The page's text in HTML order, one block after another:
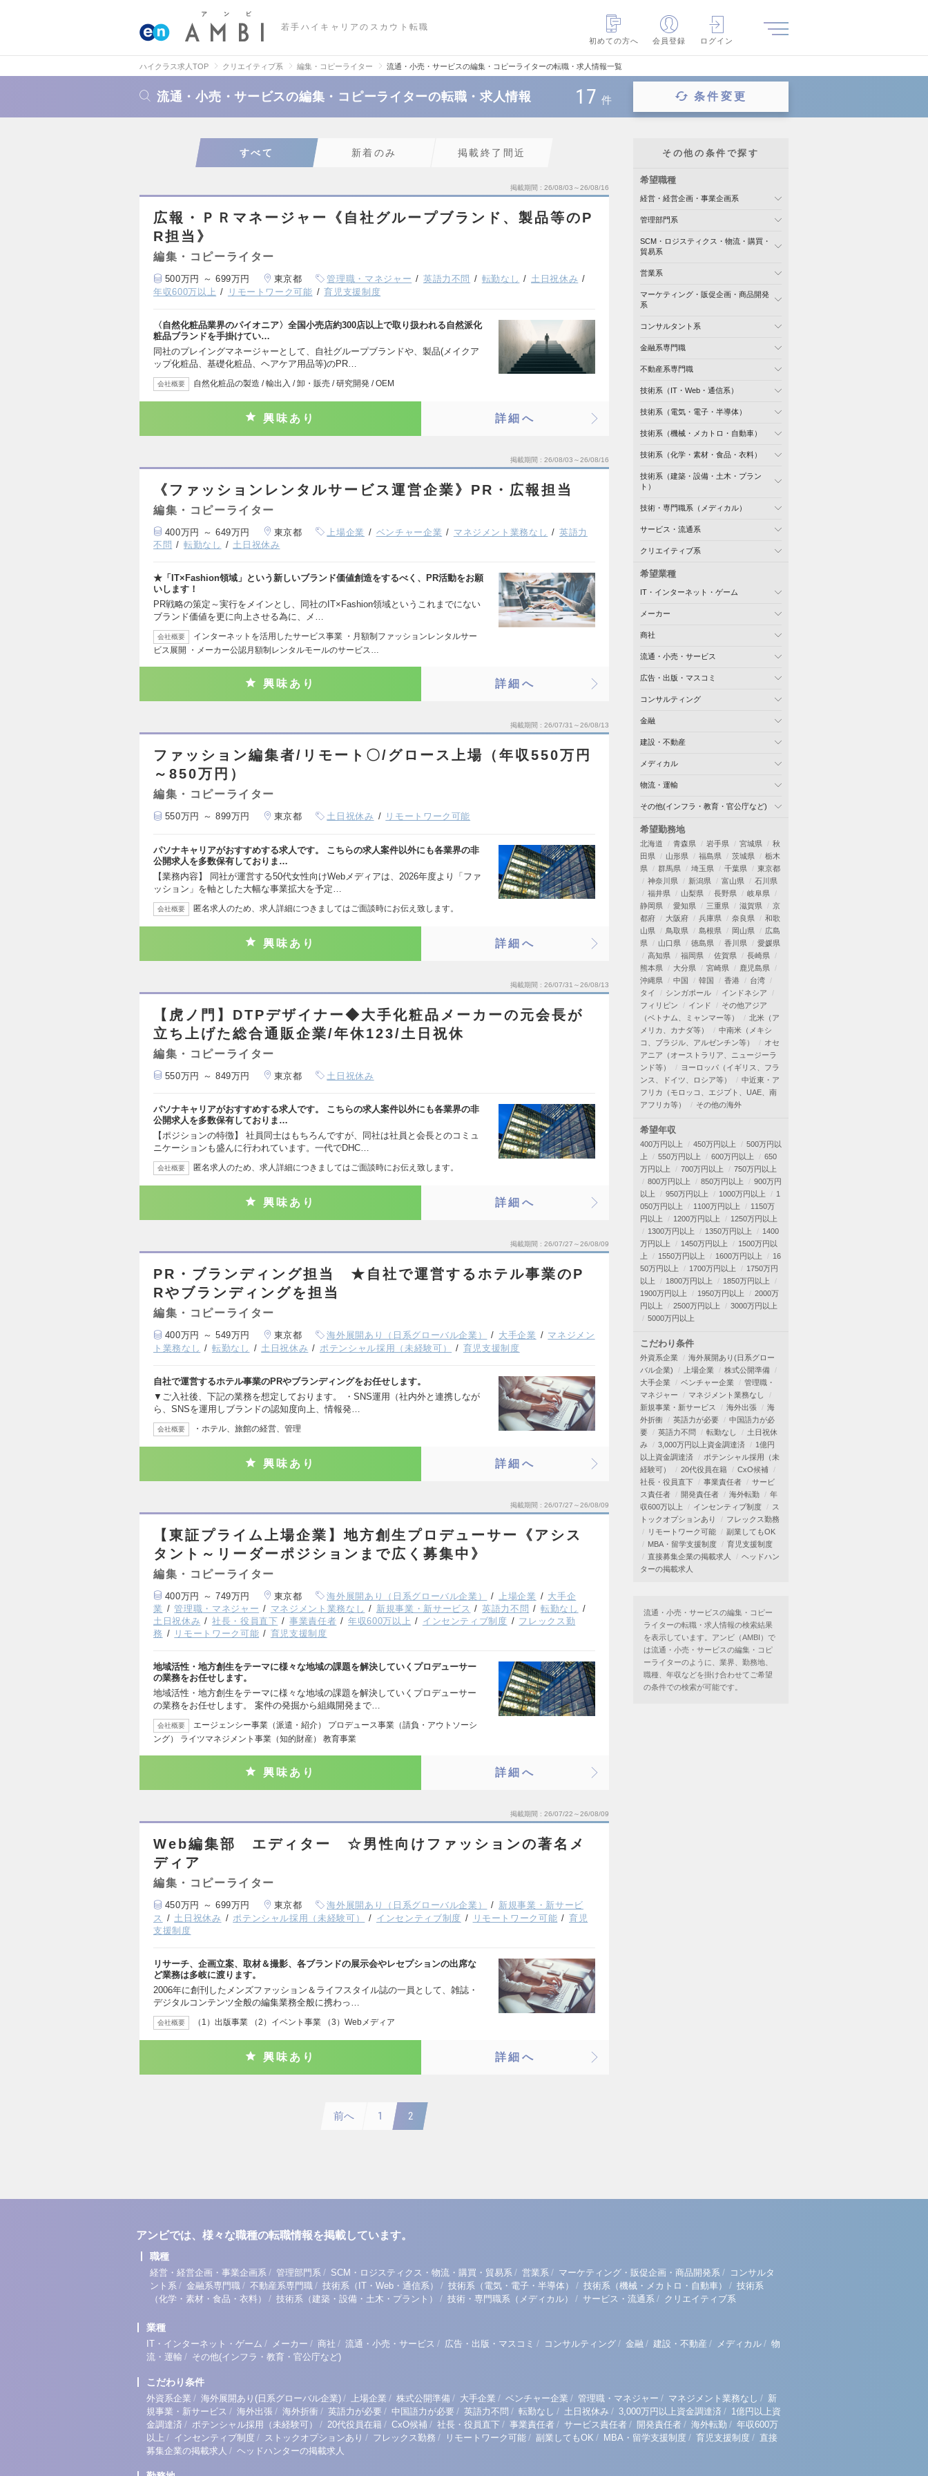
若手ハイキャリアのスカウト転職
初めての方へ
会員登録 ログイン
ハイクラス求人TOP クリエイティブ系 編集・コピーライター 流通・小売・サービスの編集・コピーライターの転職・求人情報一覧
流通・小売・サービスの編集・コピーライターの転職・求人情報 17 件 条件変更
すべて 新着のみ 掲載終了間近
掲載期間 26/08/03～26/08/16
広報・ＰＲマネージャー《自社グループブランド、製品等のP
R担当》
編集・コピーライター
500万円 ～ 699万円 東京都 管理職・マネジャー 英語力不問 転勤なし
土日祝休み
年収600万以上
リモートワーク可能 育児支援制度
〈自然化粧品業界のパイオニア〉全国小売店約300店以上で取り扱われる自然派化
粧品ブランドを手掛けてい…
同社のプレイングマネージャーとして、自社グループブランドや、製品(メイクア
ップ化粧品、基礎化粧品、ヘアケア用品等)のPR…
会社概要 自然化粧品の製造 / 輸出入 / 卸・販売 / 研究開発 / OEM
興味あり 詳細へ
掲載期間 26/08/03～26/08/16
《ファッションレンタルサービス運営企業》PR・広報担当
編集・コピーライター
400万円 ～ 649万円 東京都 上場企業 ベンチャー企業 マネジメント業務なし
英語力
不問
転勤なし 土日祝休み
★「IT×Fashion領域」という新しいブランド価値創造をするべく、PR活動をお願
いします！
PR戦略の策定～実行をメインとし、同社のIT×Fashion領域というこれまでにない
ブランド価値を更に向上させる為に、メ…
会社概要
インターネットを活用したサービス事業 ・月額制ファッションレンタルサー
ビス展開 ・メーカー公認月額制レンタルモールのサービス…
興味あり 詳細へ
掲載期間 26/07/31～26/08/13
ファッション編集者/リモート〇/グロース上場（年収550万円
～850万円）
編集・コピーライター
550万円 ～ 899万円 東京都 土日祝休み リモートワーク可能
パソナキャリアがおすすめする求人です。 こちらの求人案件以外にも各業界の非
公開求人を多数保有しておりま…
【業務内容】 同社が運営する50代女性向けWebメディアは、2026年度より「ファ
ッション」を軸とした大幅な事業拡大を予定…
会社概要 匿名求人のため、求人詳細につきましてはご面談時にお伝え致します。
興味あり 詳細へ
掲載期間 26/07/31～26/08/13
【虎ノ門】DTPデザイナー◆大手化粧品メーカーの元会長が
立ち上げた総合通販企業/年休123/土日祝休
編集・コピーライター
550万円 ～ 849万円 東京都 土日祝休み
パソナキャリアがおすすめする求人です。 こちらの求人案件以外にも各業界の非
公開求人を多数保有しておりま…
【ポジションの特徴】 社員同士はもちろんですが、同社は社員と会長とのコミュ
ニケーションも盛んに行われています。一代でDHC…
会社概要 匿名求人のため、求人詳細につきましてはご面談時にお伝え致します。
興味あり 詳細へ
掲載期間 26/07/27～26/08/09
PR・ブランディング担当 ★自社で運営するホテル事業のP
Rやブランディングを担当
編集・コピーライター
400万円 ～ 549万円 東京都 海外展開あり（日系グローバル企業） 大手企業
マネジメン
ト業務なし
転勤なし 土日祝休み ポテンシャル採用（未経験可） 育児支援制度
自社で運営するホテル事業のPRやブランディングをお任せします。
▼ご入社後、下記の業務を想定しております。 ・SNS運用（社内外と連携しなが
ら、SNSを運用しブランドの認知度向上、情報発…
会社概要 ・ホテル、旅館の経営、管理
興味あり 詳細へ
掲載期間 26/07/27～26/08/09
【東証プライム上場企業】地方創生プロデューサー《アシス
タント～リーダーポジションまで広く募集中》
編集・コピーライター
400万円 ～ 749万円 東京都 海外展開あり（日系グローバル企業） 上場企業
大手企
業
管理職・マネジャー マネジメント業務なし 新規事業・新サービス 英語力不問
転勤なし
土日祝休み
社長・役員直下 事業責任者 年収600万以上 インセンティブ制度
フレックス勤
務
リモートワーク可能 育児支援制度
地域活性・地方創生をテーマに様々な地域の課題を解決していくプロデューサー
の業務をお任せします。
地域活性・地方創生をテーマに様々な地域の課題を解決していくプロデューサー
の業務をお任せします。 案件の発掘から組織開発まで…
会社概要
エージェンシー事業（派遣・紹介） プロデュース事業（請負・アウトソーシ
ング） ライツマネジメント事業（知的財産） 教育事業
興味あり 詳細へ
掲載期間 26/07/22～26/08/09
Web編集部 エディター ☆男性向けファッションの著名メ
ディア
編集・コピーライター
450万円 ～ 699万円 東京都 海外展開あり（日系グローバル企業）
新規事業・新サービ
ス
土日祝休み ポテンシャル採用（未経験可） インセンティブ制度 リモートワーク可能
育児
支援制度
リサーチ、企画立案、取材＆撮影、各ブランドの展示会やレセプションの出席な
ど業務は多岐に渡ります。
2006年に創刊したメンズファッション＆ライフスタイル誌の一員として、雑誌・
デジタルコンテンツ全般の編集業務全般に携わっ…
会社概要 （1）出版事業 （2）イベント事業 （3）Webメディア
興味あり 詳細へ
前へ 1 2
その他の条件で探す
希望職種
経営・経営企画・事業企画系
管理部門系
SCM・ロジスティクス・物流・購買・
貿易系
営業系
マーケティング・販促企画・商品開発
系
コンサルタント系
金融系専門職
不動産系専門職
技術系（IT・Web・通信系）
技術系（電気・電子・半導体）
技術系（機械・メカトロ・自動車）
技術系（化学・素材・食品・衣料）
技術系（建築・設備・土木・プラン
ト）
技術・専門職系（メディカル）
サービス・流通系
クリエイティブ系
希望業種
IT・インターネット・ゲーム
メーカー
商社
流通・小売・サービス
広告・出版・マスコミ
コンサルティング
金融
建設・不動産
メディカル
物流・運輸
その他(インフラ・教育・官公庁など)
希望勤務地
北海道 青森県 岩手県 宮城県
秋
田県
山形県 福島県 茨城県
栃木
県
群馬県 埼玉県 千葉県
東京都
神奈川県
新潟県 富山県
石川県
福井県
山梨県 長野県
岐阜県
静岡県
愛知県 三重県 滋賀県
京
都府
大阪府 兵庫県 奈良県
和歌
山県
鳥取県 島根県 岡山県
広島
県
山口県 徳島県 香川県
愛媛県
高知県
福岡県 佐賀県
長崎県
熊本県
大分県 宮崎県
鹿児島県
沖縄県
中国 韓国 香港
台湾
タイ
シンガポール
インドネシア
フィリピン
インド
その他アジア
（ベトナム、ミャンマー等）
北米（ア
メリカ、カナダ等）
中南米（メキシ
コ、ブラジル、アルゼンチン等）
オセ
アニア（オーストラリア、ニュージーラ
ンド等）
ヨーロッパ（イギリス、フラ
ンス、ドイツ、ロシア等）
中近東・ア
フリカ（モロッコ、エジプト、UAE、南
アフリカ等）
その他の海外
希望年収
400万円以上 450万円以上
500万円以
上
550万円以上 600万円以上
650
万円以上
700万円以上
750万円以上
800万円以上
850万円以上
900万円
以上
950万円以上 1000万円以上
1
050万円以上
1100万円以上
1150万
円以上
1200万円以上
1250万円以上
1300万円以上
1350万円以上
1400
万円以上
1450万円以上
1500万円以
上
1550万円以上 1600万円以上
16
50万円以上
1700万円以上
1750万円
以上
1800万円以上
1850万円以上
1900万円以上
1950万円以上
2000万
円以上
2500万円以上
3000万円以上
5000万円以上
こだわり条件
外資系企業
海外展開あり(日系グロー
バル企業)
上場企業
株式公開準備
大手企業
ベンチャー企業
管理職・
マネジャー
マネジメント業務なし
新規事業・新サービス
海外出張
海
外折衝
英語力が必要
中国語力が必
要
英語力不問 転勤なし
土日祝休
み
3,000万円以上資金調達済
1億円
以上資金調達済
ポテンシャル採用（未
経験可）
20代役員在籍
CxO候補
社長・役員直下
事業責任者
サービ
ス責任者
開発責任者 海外転勤
年
収600万以上
インセンティブ制度
ス
トックオプションあり
フレックス勤務
リモートワーク可能
副業してもOK
MBA・留学支援制度
育児支援制度
直接募集企業の掲載求人
ヘッドハン
ターの掲載求人
流通・小売・サービスの編集・コピー
ライターの転職・求人情報の検索結果
を表示しています。アンビ（AMBI）で
は流通・小売・サービスの編集・コピ
ーライターのように、業界、勤務地、
職種、年収などを掛け合わせてご希望
の条件での検索が可能です。
アンビでは、様々な職種の転職情報を掲載しています。
職種
経営・経営企画・事業企画系 / 管理部門系 / SCM・ロジスティクス・物流・購買・貿易系 / 営業系 / マーケティング・販促企画・商品開発系 / コンサルタ
ント系 / 金融系専門職 / 不動産系専門職 / 技術系（IT・Web・通信系） / 技術系（電気・電子・半導体） / 技術系（機械・メカトロ・自動車） / 技術系
（化学・素材・食品・衣料）
/ 技術系（建築・設備・土木・プラント） / 技術・専門職系（メディカル） / サービス・流通系 / クリエイティブ系
業種
IT・インターネット・ゲーム / メーカー / 商社 / 流通・小売・サービス / 広告・出版・マスコミ / コンサルティング / 金融 / 建設・不動産 / メディカル / 物
流・運輸 / その他(インフラ・教育・官公庁など)
こだわり条件
外資系企業 / 海外展開あり(日系グローバル企業) / 上場企業 / 株式公開準備 / 大手企業 / ベンチャー企業 / 管理職・マネジャー / マネジメント業務なし / 新
規事業・新サービス / 海外出張 / 海外折衝 / 英語力が必要 / 中国語力が必要 / 英語力不問 / 転勤なし / 土日祝休み / 3,000万円以上資金調達済 / 1億円以上資
金調達済 / ポテンシャル採用（未経験可） / 20代役員在籍 / CxO候補 / 社長・役員直下 / 事業責任者 / サービス責任者 / 開発責任者 / 海外転勤 / 年収600万
以上 / インセンティブ制度 / ストックオプションあり / フレックス勤務 / リモートワーク可能 / 副業してもOK / MBA・留学支援制度 / 育児支援制度 / 直接
募集企業の掲載求人 / ヘッドハンターの掲載求人